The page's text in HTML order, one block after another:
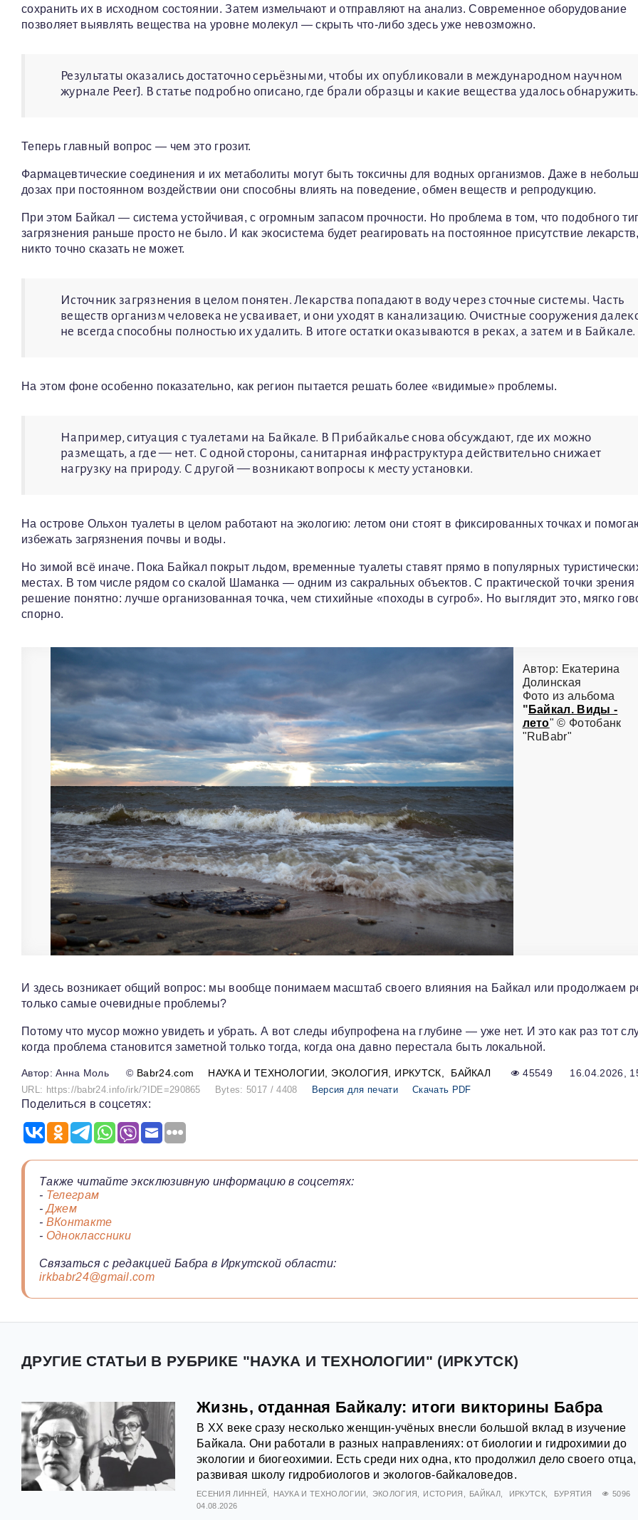
сохранить их в исходном состоянии. Затем измельчают и отправляют на анализ. Современное оборудование
позволяет выявлять вещества на уровне молекул — скрыть что-либо здесь уже невозможно.
Результаты оказались достаточно серьёзными, чтобы их опубликовали в международном научном
журнале PeerJ. В статье подробно описано, где брали образцы и какие вещества удалось обнаружить.
Теперь главный вопрос — чем это грозит.
Фармацевтические соединения и их метаболиты могут быть токсичны для водных организмов. Даже в
дозах при постоянном воздействии они способны влиять на поведение, обмен веществ и репродукцию.
При этом Байкал — система устойчивая, с огромным запасом прочности. Но проблема в том, что подобного
загрязнения раньше просто не было. И как экосистема будет реагировать на постоянное присутствие
никто точно сказать не может.
Источник загрязнения в целом понятен. Лекарства попадают в воду через сточные системы. Часть
веществ организм человека не усваивает, и они уходят в канализацию. Очистные сооружения
не всегда способны полностью их удалить. В итоге остатки оказываются в реках, а затем и в Байкале.
На этом фоне особенно показательно, как регион пытается решать более «видимые» проблемы.
Например, ситуация с туалетами на Байкале. В Прибайкалье снова обсуждают, где их можно
размещать, а где — нет. С одной стороны, санитарная инфраструктура действительно снижает
нагрузку на природу. С другой — возникают вопросы к месту установки.
На острове Ольхон туалеты в целом работают на экологию: летом они стоят в фиксированных точках и
избежать загрязнения почвы и воды.
Но зимой всё иначе. Пока Байкал покрыт льдом, временные туалеты ставят прямо в популярных
местах. В том числе рядом со скалой Шаманка — одним из сакральных объектов. С практической точки зрения
решение понятно: лучше организованная точка, чем стихийные «походы в сугроб». Но выглядит это, мягко
спорно.
Автор: Екатерина
Долинская
Фото из альбома
" Байкал. Виды -
лето" © Фотобанк
"RuBabr"
И здесь возникает общий вопрос: мы вообще понимаем масштаб своего влияния на Байкал или продолжаем
только самые очевидные проблемы?
Потому что мусор можно увидеть и убрать. А вот следы ибупрофена на глубине — уже нет. И это как раз тот
когда проблема становится заметной только тогда, когда она давно перестала быть локальной.
Анна Моль © Babr24.com НАУКА И ТЕХНОЛОГИИ ЭКОЛОГИЯ ИРКУТСК БАЙКАЛ 45549 16.04.2026,
URL: https://babr24.info/irk/?IDE=290865 Bytes: 5017 / 4408 Версия для печати Скачать PDF
Поделиться в соцсетях:
Также читайте эксклюзивную информацию в соцсетях:
- Телеграм
-Джем
- ВКонтакте
- Одноклассники
Связаться с редакцией Бабра в Иркутской области:
irkbabr24@gmail.com
ДРУГИЕ СТАТЬИ В РУБРИКЕ "НАУКА И ТЕХНОЛОГИИ" (ИРКУТСК)
Жизнь, отданная Байкалу: итоги викторины Бабра
В XX веке сразу несколько женщин-учёных внесли большой вклад в изучение
Байкала. Они работали в разных направлениях: от биологии и гидрохимии до
экологии и биогеохимии. Есть среди них одна, кто продолжил дело своего отца,
развивая школу гидробиологов и экологов-байкаловедов.
ЕСЕНИЯ ЛИННЕЙ НАУКА И ТЕХНОЛОГИИ ЭКОЛОГИЯ ИСТОРИЯ БАЙКАЛ ИРКУТСК БУРЯТИЯ
5096
04.08.2026